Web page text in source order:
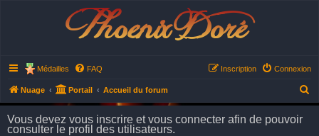
Phoenix Doré
Médailles FAQ Connexion
Inscription
Nuage Portail Accueil du forum
e
Vous devez vous inscrire et vous connecter afin de pouvoir
consulter le profil des utilisateurs.